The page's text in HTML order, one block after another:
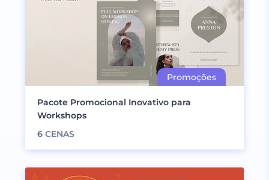
Pacote Promocional Inovativo para
Workshops
6 CENAS